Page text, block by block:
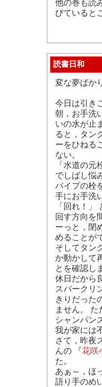
他の巻も読
びていると
読書日和
変な夢ばか
今日は引き
朝，お手洗
いの水が止
ると，タン
ーをひねる
ない。
「水道の
でしばし悩
パイプの栓
手にお手洗
「回れ！
回す方向を
ーっと，閉
めることが
そしてタン
か動かして
とを確認し
休日だから
スパークリ
きりだった
ません。
シャンパン
我が家には
さて，昨夜
んの 『花咲
た。
あぁ～，ほ
語り手のめ